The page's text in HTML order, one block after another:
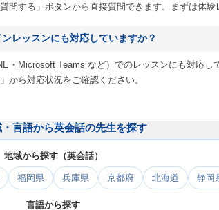
する」ボタンから直接質問できます。まずは体験
レッスンにも対応していますか？
・Microsoft Teams など）でのレッスンにも対応し
から対応状況をご確認ください。
言語から英会話の先生を探す
地域から探す（英会話）
福岡県 兵庫県 京都府 北海道 静岡
言語から探す